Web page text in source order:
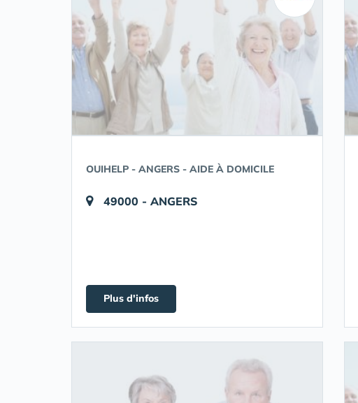
OUIHELP - ANGERS - AIDE À DOMICILE
49000 - ANGERS
Plus d'infos